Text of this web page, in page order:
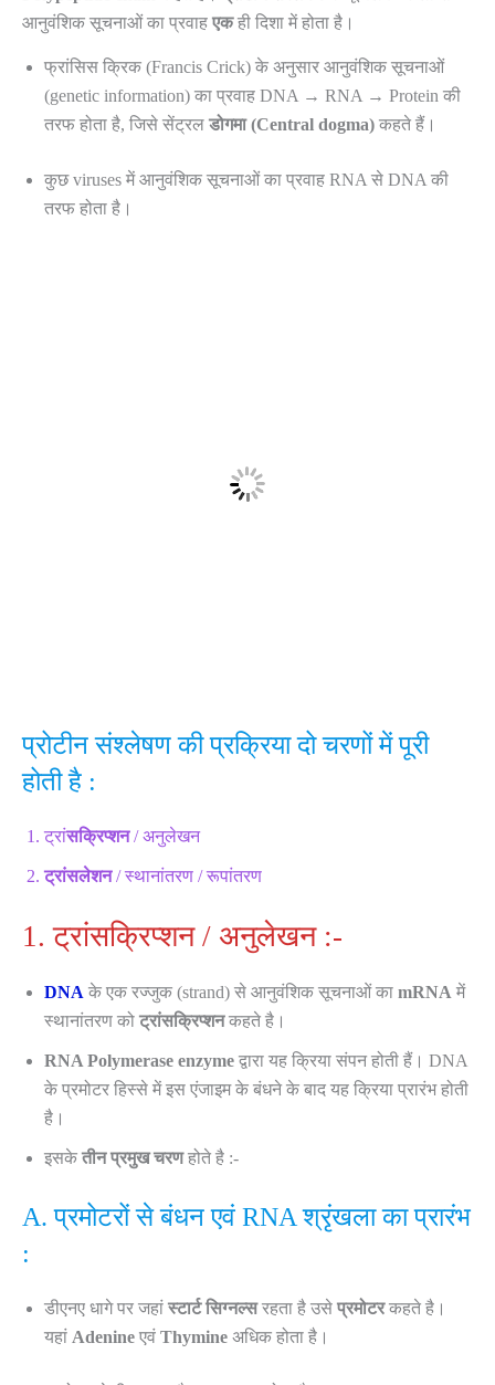
आनुवंशिक सूचनाओं का प्रवाह एकही दिशा में होता है।
फ्रांसिस क्रिक (Francis Crick) के अनुसार आनुवंशिक सूचनाओं
(genetic information) का प्रवाह DNA → RNA → Protein की
तरफ होता है, जिसे सेंट्रल डोगमा (Central dogma) कहते हैं।
कुछ viruses में आनुवंशिक सूचनाओं का प्रवाह RNA से DNA की
तरफ होता है।
प्रोटीन संश्लेषण की प्रक्रिया दो चरणों में पूरी
होती है :
ट्रांसक्रिप्शन/ अनुलेखन
ट्रांसलेशन/ स्थानांतरण / रूपांतरण
1. ट्रांसक्रिप्शन / अनुलेखन :-
DNA के एक रज्जुक (strand) से आनुवंशिक सूचनाओं का mRNA में
स्थानांतरण को ट्रांसक्रिप्शनकहते है।
RNA Polymerase enzyme द्वारा यह क्रिया संपन होती हैं। DNA
के प्रमोटर हिस्से में इस एंजाइम के बंधने के बाद यह क्रिया प्रारंभ होती
है।
इसके तीन प्रमुख चरणहोते है :-
A. प्रमोटरों से बंधन एवं RNA श्रृंखला का प्रारंभ
:
डीएनए धागे पर जहां स्टार्ट सिग्नल्सरहता है उसे प्रमोटरकहते है।
यहां Adenine एवं Thymine अधिक होता है।